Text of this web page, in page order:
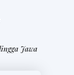
Jawa